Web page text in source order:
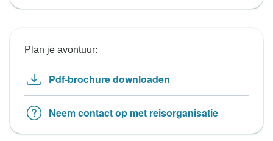
Plan je avontuur:
Pdf-brochure downloaden
Neem contact op met reisorganisatie